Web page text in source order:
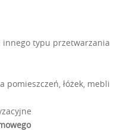
innego typu przetwarzania
pomieszczeń, łóżek, mebli